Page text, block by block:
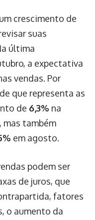
crescimento de
suas
última
a expectativa
vendas. Por
que representa as
de 6,3% na
mas também
em agosto.
podem ser
de juros, que
fatores
o aumento da